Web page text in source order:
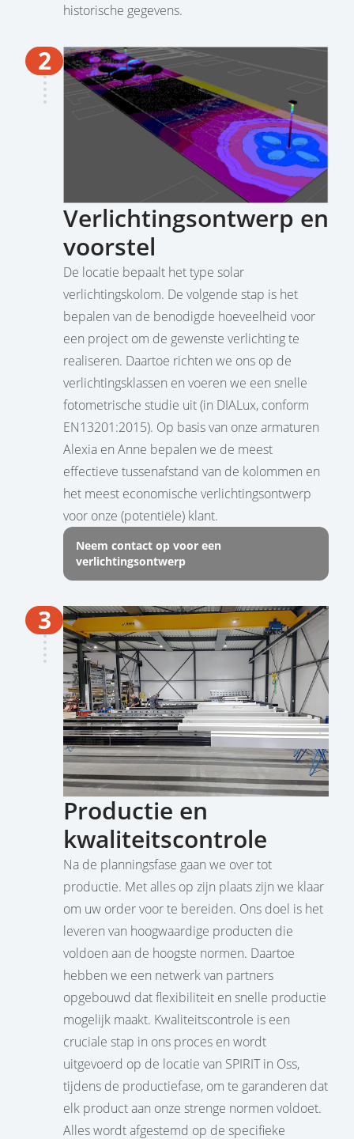
historische gegevens.
Verlichtingsontwerp en
voorstel
De locatie bepaalt het type solar
verlichtingskolom. De volgende stap is het
bepalen van de benodigde hoeveelheid voor
een project om de gewenste verlichting te
realiseren. Daartoe richten we ons op de
verlichtingsklassen en voeren we een snelle
fotometrische studie uit (in DIALux, conform
EN13201:2015). Op basis van onze armaturen
Alexia en Anne bepalen we de meest
effectieve tussenafstand van de kolommen en
het meest economische verlichtingsontwerp
voor onze (potentiële) klant.
Neem contact op voor een
verlichtingsontwerp
2
Productie en
kwaliteitscontrole
Na de planningsfase gaan we over tot
productie. Met alles op zijn plaats zijn we klaar
om uw order voor te bereiden. Ons doel is het
leveren van hoogwaardige producten die
voldoen aan de hoogste normen. Daartoe
hebben we een netwerk van partners
opgebouwd dat flexibiliteit en snelle productie
mogelijk maakt. Kwaliteitscontrole is een
cruciale stap in ons proces en wordt
uitgevoerd op de locatie van SPIRIT in Oss,
tijdens de productiefase, om te garanderen dat
elk product aan onze strenge normen voldoet.
Alles wordt afgestemd op de specifieke
3